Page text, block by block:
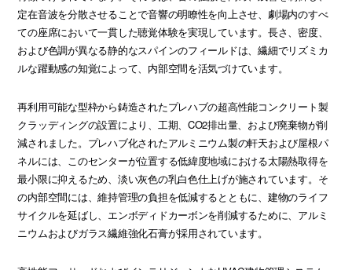
定在音波を分散させることで音響の明瞭性を向上させ、劇場内のすべ
ての座席において一貫した聴覚体験を実現しています。長さ、密度、
および色調が異なる静的なスパインのフィールドは、繊細でリズミカ
ルな躍動感の知覚によって、内部空間を活気づけています。
再利用可能な型枠から鋳造されたプレハブの超高性能コンクリート製
クラッディングの設置により、工期、CO2排出量、および廃棄物が削
減されました。プレハブ化されたアルミニウム製の軒天および屋根パ
ネルには、このセンターが位置する低緯度地域における太陽熱取得を
最小限に抑えるため、淡い灰色の乳白色仕上げが施されています。そ
の内部空間には、維持管理の負担を低減するとともに、建物のライフ
サイクルを延ばし、エンボディドカーボンを削減するために、アルミ
ニウムおよびガラス繊維強化石膏が採用されています。